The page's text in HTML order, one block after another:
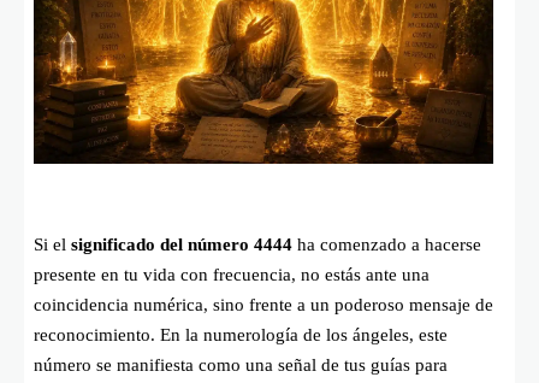
Si el significado del número 4444 ha comenzado a hacerse
presente en tu vida con frecuencia, no estás ante una
coincidencia numérica, sino frente a un poderoso mensaje de
reconocimiento. En la numerología de los ángeles, este
número se manifiesta como una señal de tus guías para